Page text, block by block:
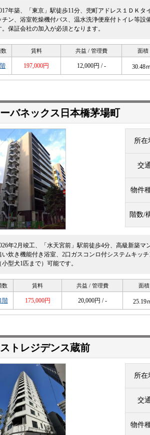
年築、「東京」駅徒歩11分、兜町アドレス１ＤＫ
チン、浴室乾燥機付バス、温水洗浄便座付トイレ等
。保証会社の加入が必須となります。
数 賃料 共益 / 管理費 面積
197,000円 12,000円 / - 30.48
バネックス日本橋茅場町
所在
交通
物件
階数/
年2月竣工、「水天宮前」駅前徒歩4分、高級新築
い炊き機能付き浴室、2口ガスコンロ付システムキッ
小型犬1匹まで）可能です。
数 賃料 共益 / 管理費 面積
階 175,000円 20,000円 / - 25.19
トレジデンス蔵前
所在
交通
物件